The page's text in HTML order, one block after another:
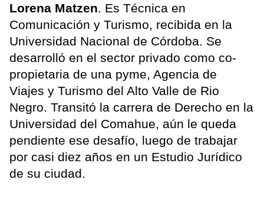
Lorena Matzen. Es Técnica en
Comunicación y Turismo, recibida en la
Universidad Nacional de Córdoba. Se
desarrolló en el sector privado como co-
propietaria de una pyme, Agencia de
Viajes y Turismo del Alto Valle de Rio
Negro. Transitó la carrera de Derecho en la
Universidad del Comahue, aún le queda
pendiente ese desafío, luego de trabajar
por casi diez años en un Estudio Jurídico
de su ciudad.